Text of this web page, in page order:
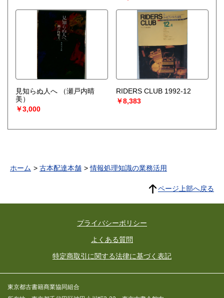
見知らぬ人へ
（瀬戸内晴
美）
￥3,000
RIDERS CLUB 1992-12
￥8,383
ホーム 古本配達本舗 情報処理知識の業務活用
ページ上部へ戻る
プライバシーポリシー
よくある質問
特定商取引に関する法律に基づく表記
東京都古書籍商業協同組合